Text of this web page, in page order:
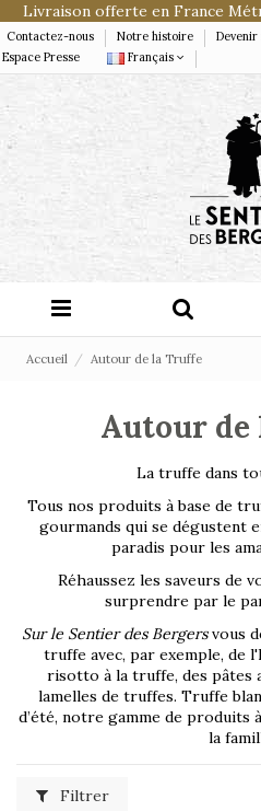
Livraison offerte en France
Contactez-nous Notre histoire
Espace Presse
Français
Accueil Autour de la Truffe
Autour
La truffe dans
Tous nos produits à base de
gourmands qui se dégustent
paradis pour les
Réhaussez les saveurs de
surprendre par le
Sur le Sentier des Bergersvous
truffe avec, par exemple, de
risotto à la truffe, des pâtes
lamelles de truffes. Truffe
d’été, notre gamme de produits
la
Filtrer